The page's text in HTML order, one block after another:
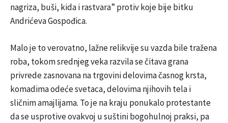
nagriza, buši, kida i rastvara” protiv koje bije bitku
Andrićeva Gospođica.
Malo je to verovatno, lažne relikvije su vazda bile tražena
roba, tokom srednjeg veka razvila se čitava grana
privrede zasnovana na trgovini delovima časnog krsta,
komadima odeće svetaca, delovima njihovih tela i
sličnim amajlijama. To je na kraju ponukalo protestante
da se usprotive ovakvoj u suštini bogohulnoj praksi, pa